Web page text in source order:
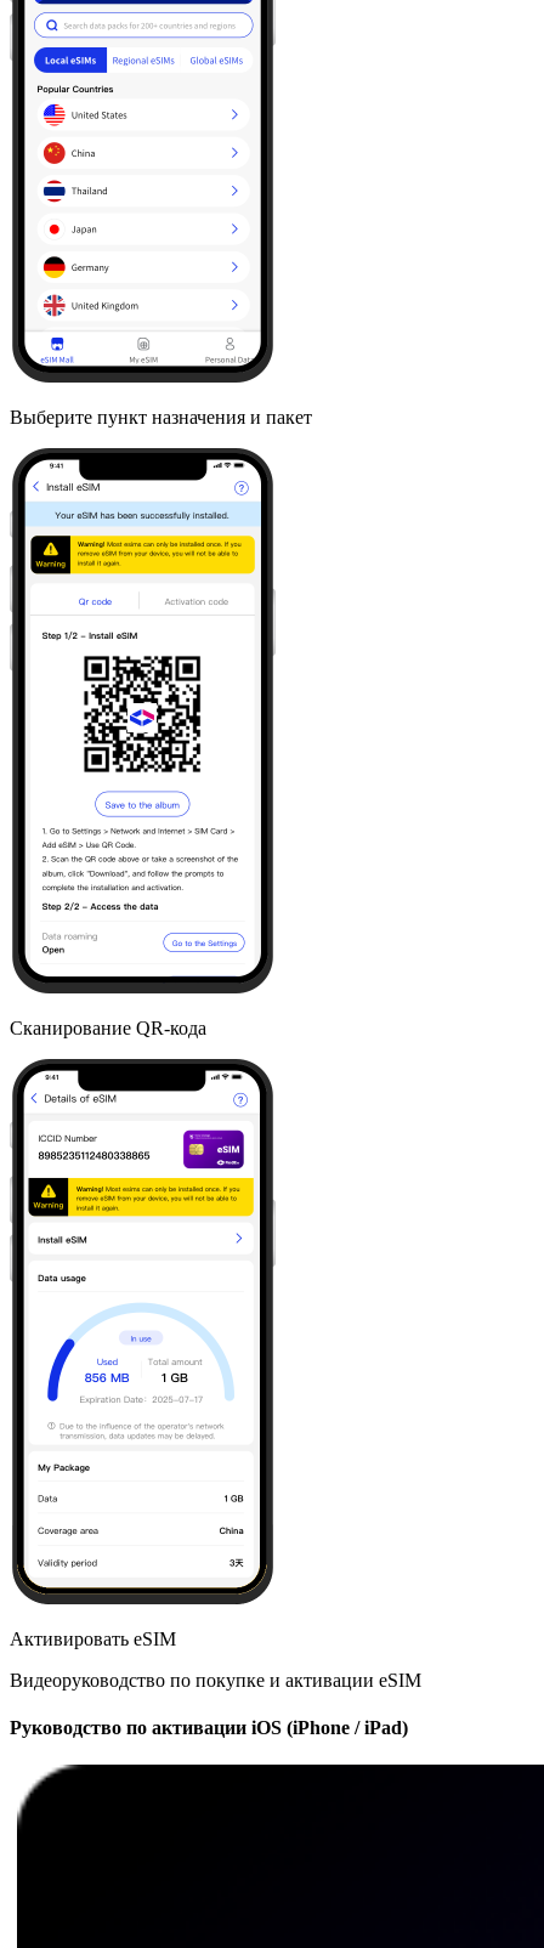
Выберите пункт назначения и пакет
Сканирование QR-кода
Активировать eSIM
Видеоруководство по покупке и активации eSIM
Руководство по активации iOS (iPhone / iPad)